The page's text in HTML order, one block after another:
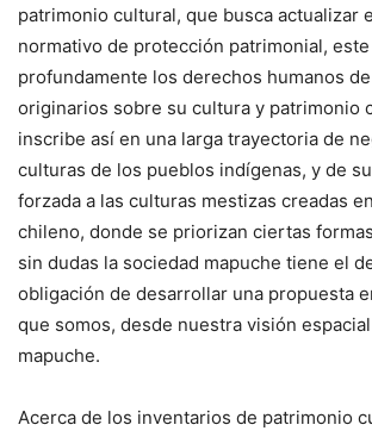
patrimonio cultural, que busca actualizar
normativo de protección patrimonial,
profundamente los derechos humanos
originarios sobre su cultura y patrimonio
inscribe así en una larga trayectoria de
culturas de los pueblos indígenas, y de
forzada a las culturas mestizas creadas
chileno, donde se priorizan ciertas
sin dudas la sociedad mapuche tiene el
obligación de desarrollar una propuesta
que somos, desde nuestra visión
mapuche.
Acerca de los inventarios de patrimonio